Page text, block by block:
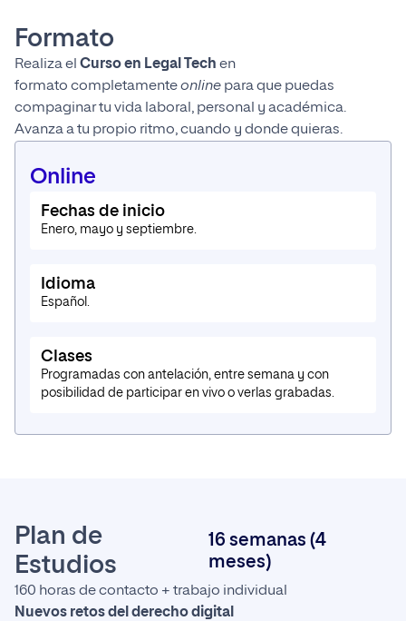
Formato
Realizael Curso en Legal Tech en
formato completamenteonline paraque puedas
compaginar tu vida laboral, personal y académica.
Avanza a tu propio ritmo, cuando y donde quieras.
Online
Fechas de inicio
Enero, mayo y septiembre.
Idioma
Español.
Clases
Programadas con antelación, entre semana y con
posibilidad de participar en vivo o verlas grabadas.
Plan de
Estudios
16 semanas (4
meses)
160 horas de contacto + trabajo individual
Nuevos retos del derecho digital